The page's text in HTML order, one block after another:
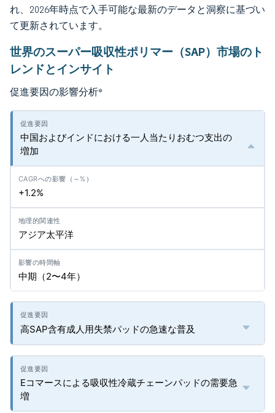
れ、2026年時点で入手可能な最新のデータと洞察に基づい
て更新されています。
世界のスーパー吸収性ポリマー（SAP）市場のト
レンドとインサイト
促進要因の影響分析*
中国およびインドにおける一人当たりおむつ支出の
増加
+1.2%
アジア太平洋
中期（2〜4年）
高SAP含有成人用失禁パッドの急速な普及
Eコマースによる吸収性冷蔵チェーンパッドの需要急
増